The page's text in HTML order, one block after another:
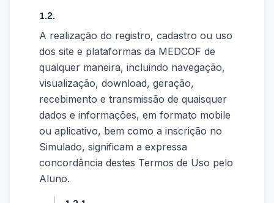
1.2.
A realização do registro, cadastro ou uso
dos site e plataformas da MEDCOF de
qualquer maneira, incluindo navegação,
visualização, download, geração,
recebimento e transmissão de quaisquer
dados e informações, em formato mobile
ou aplicativo, bem como a inscrição no
Simulado, significam a expressa
concordância destes Termos de Uso pelo
Aluno.